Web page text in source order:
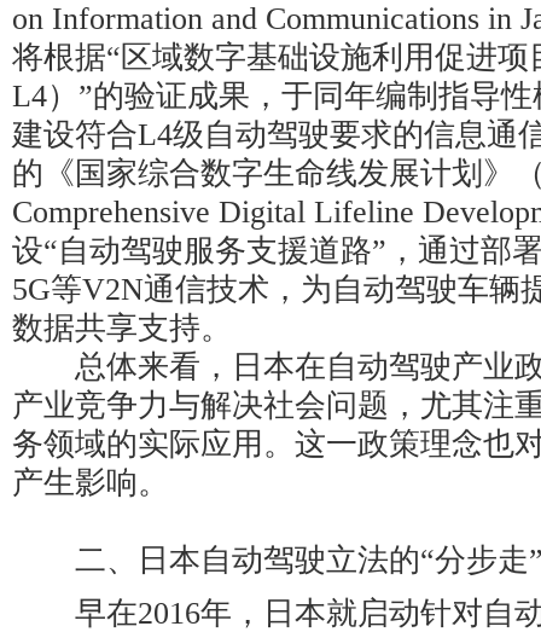
on Information and Communications in
将根据“区域数字基础设施利用促进项
L4）”的验证成果，于同年编制指导
建设符合L4级自动驾驶要求的信息通
的《国家综合数字生命线发展计划》
Comprehensive Digital Lifeline
设“自动驾驶服务支援道路”，通过部
5G等V2N通信技术，为自动驾驶车辆
数据共享支持。
总体来看，日本在自动驾驶产业
产业竞争力与解决社会问题，尤其注
务领域的实际应用。这一政策理念也
产生影响。
二、日本自动驾驶立法的“分步走
早在2016年，日本就启动针对自